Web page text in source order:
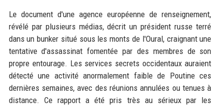
Le document d'une agence européenne de renseignement,
révélé par plusieurs médias, décrit un président russe terré
dans un bunker situé sous les monts de l'Oural, craignant une
tentative d'assassinat fomentée par des membres de son
propre entourage. Les services secrets occidentaux auraient
détecté une activité anormalement faible de Poutine ces
dernières semaines, avec des réunions annulées ou tenues à
distance. Ce rapport a été pris très au sérieux par les